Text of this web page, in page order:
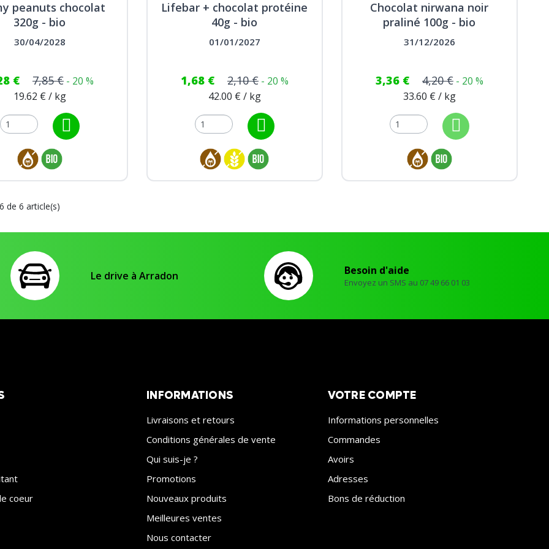
de blé
500g - bio
peanuts chocolat
320g - bio
30/04/2028
€ 7,85 € - 20 %
19.62 € / kg
Lifebar + chocolat protéine
40g - bio
01/01/2027
1,68 € 2,10 € - 20 %
42.00 € / kg
Chocolat nirwana noir
praliné 100g - bio
31/12/2026
3,36 € 4,20 € - 20 %
33.60 € / kg
de 6 article(s)
Le drive à Arradon Besoin d'aide
Envoyez un SMS au 07 49 66 01 03
coeur
INFORMATIONS
Livraisons et retours
Conditions générales de vente
Qui suis-je ?
Promotions
Nouveaux produits
Meilleures ventes
Nous contacter
VOTRE COMPTE
Informations personnelles
Commandes
Avoirs
Adresses
Bons de réduction